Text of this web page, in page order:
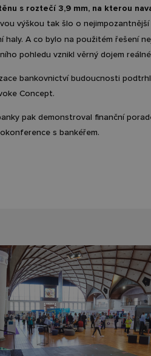
s roztečí 3,9 mm, na kterou
výškou tak šlo o
haly. A co bylo na použitém řešení
pohledu vznikl věrný dojem
bankovnictví budoucnosti podtrhl
Concept.
pak demonstroval finanční
s bankéřem.